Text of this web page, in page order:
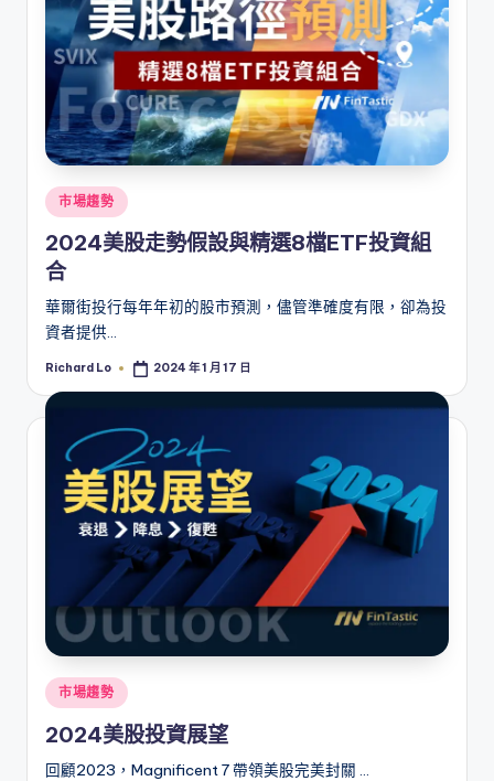
Posted
in
市場趨勢
2024美股走勢假設與精選8檔ETF投資組
合
華爾街投行每年年初的股市預測，儘管準確度有限，卻為投
資者提供…
Posted
Richard Lo 2024 年 1 月 17 日
Posted
in
市場趨勢
2024美股投資展望
回顧2023，Magnificent 7 帶領美股完美封關 …